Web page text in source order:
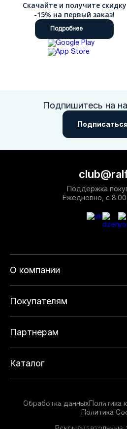
Скачайте и получите скидку
-15% на первый заказ!
Подробнее
Подпишитесь на
Подписаться
О компании
Покупателям
Партнерам
Каталог
Поддержка
Ежедневно, с
Обработка данныхПолитика
Политика
опыта на нашем сайте.
данный сайт, вы соглашаетесь с